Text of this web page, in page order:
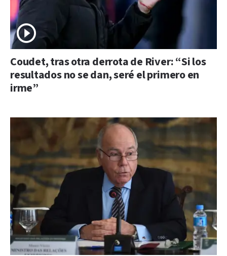
Coudet, tras otra derrota de River: “Si los
resultados no se dan, seré el primero en
irme”